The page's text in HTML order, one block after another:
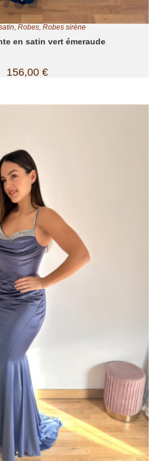
, Robes, Robes sirène
en satin vert émeraude
156,00 €